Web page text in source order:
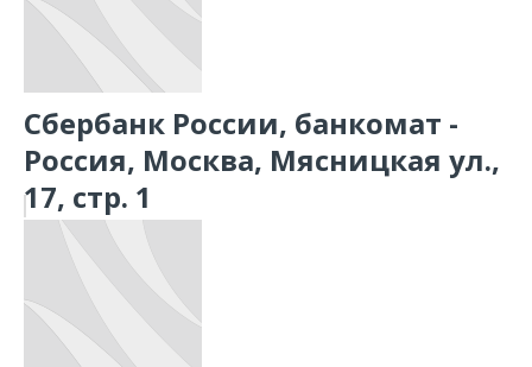
Сбербанк России, банкомат -
Россия, Москва, Мясницкая ул.,
17, стр. 1